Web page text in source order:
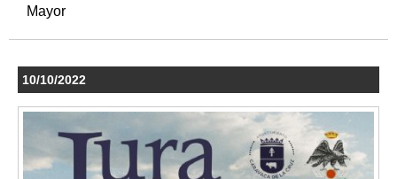
Mayor
10/10/2022